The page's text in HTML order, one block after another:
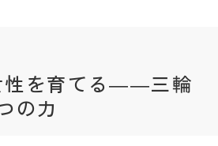
性を育てる――三輪
の力